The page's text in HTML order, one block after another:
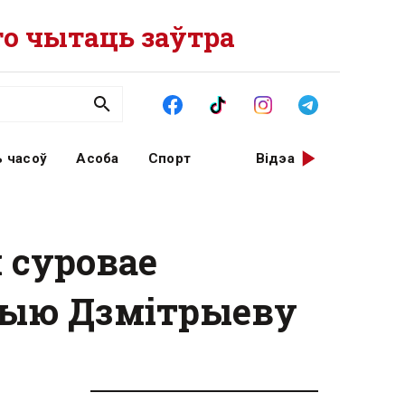
чытаць заўтра
часоў Асоба Спорт Відэа
Дзмітрыеву